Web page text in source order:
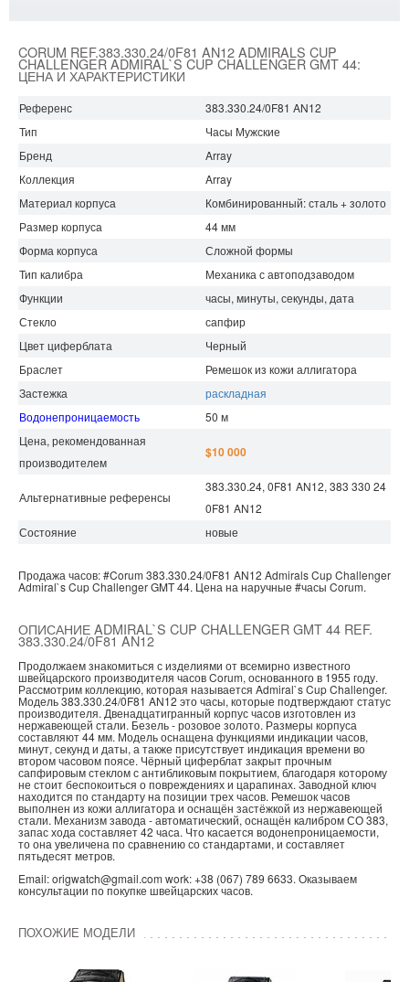
CORUM REF.383.330.24/0F81 AN12 ADMIRALS CUP
CHALLENGER ADMIRAL`S CUP CHALLENGER GMT 44:
ЦЕНА И ХАРАКТЕРИСТИКИ
Референс
383.330.24/0F81 AN12
Тип
Часы Мужские
Бренд
Array
Коллекция
Array
Материал корпуса
Комбинированный: сталь + золото
Размер корпуса
44 мм
Форма корпуса
Сложной формы
Тип калибра
Механика с автоподзаводом
Функции
часы, минуты, секунды, дата
Стекло
сапфир
Цвет циферблата
Черный
Браслет
Ремешок из кожи аллигатора
Застежка
раскладная
Водонепроницаемость
50 м
Цена, рекомендованная
производителем
$10 000
Альтернативные референсы
383.330.24, 0F81 AN12, 383 330 24
0F81 AN12
Состояние
новые
Продажа часов:#Corum 383.330.24/0F81 AN12 Admirals Cup Challenger
Admiral`s Cup Challenger GMT 44. Цена на наручные #часыCorum.
ОПИСАНИЕ ADMIRAL`S CUP CHALLENGER GMT 44 REF.
383.330.24/0F81 AN12
Продолжаем знакомиться с изделиями от всемирно известного
швейцарского производителя часов Corum, основанного в 1955 году.
Рассмотрим коллекцию, которая называется Admiral`s Cup Challenger.
Модель 383.330.24/0F81 AN12 это часы, которые подтверждают статус
производителя. Двенадцатигранный корпус часов изготовлен из
нержавеющей стали. Безель - розовое золото. Размеры корпуса
составляют 44 мм. Модель оснащена функциями индикации часов,
минут, секунд и даты, а также присутствует индикация времени во
втором часовом поясе. Чёрный циферблат закрыт прочным
сапфировым стеклом с антибликовым покрытием, благодаря которому
не стоит беспокоиться о повреждениях и царапинах. Заводной ключ
находится по стандарту на позиции трех часов. Ремешок часов
выполнен из кожи аллигатора и оснащён застёжкой из нержавеющей
стали. Механизм завода - автоматический, оснащён калибром СО 383,
запас хода составляет 42 часа. Что касается водонепроницаемости,
то она увеличена по сравнению со стандартами, и составляет
пятьдесят метров.
Email: origwatch@gmail.com work: +38 (067) 789 6633. Оказываем
консультации по покупке швейцарских часов.
ПОХОЖИЕ МОДЕЛИ